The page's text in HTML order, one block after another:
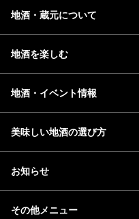
地酒・蔵元について
地酒を楽しむ
地酒・イベント情報
美味しい地酒の選び方
お知らせ
その他メニュー